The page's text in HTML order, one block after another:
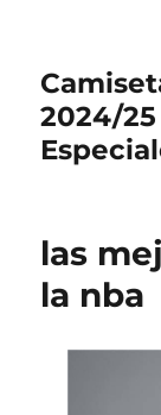
2024/
las
la nba